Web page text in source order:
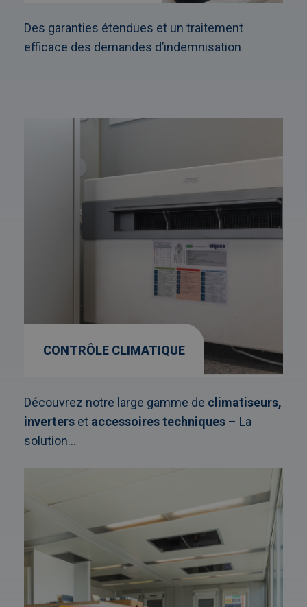
Des garanties étendues et un traitement
efficace des demandes d’indemnisation
CONTRÔLE CLIMATIQUE
Découvrez notre large gamme de climatiseurs,
inverters et accessoires techniques – La
solution...